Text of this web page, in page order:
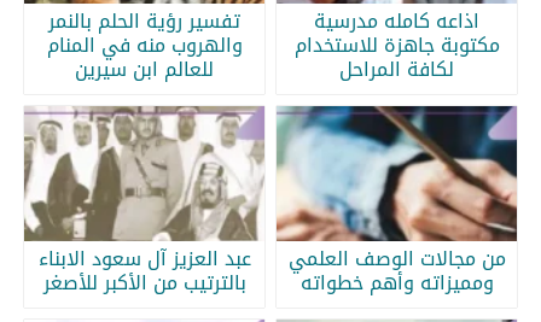
اذاعه كامله مدرسية
مكتوبة جاهزة للاستخدام
لكافة المراحل
تفسير رؤية الحلم بالنمر
والهروب منه في المنام
للعالم ابن سيرين
من مجالات الوصف العلمي
ومميزاته وأهم خطواته
عبد العزيز آل سعود الابناء
بالترتيب من الأكبر للأصغر